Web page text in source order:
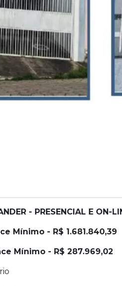
- PRESENCIAL E ON-
Mínimo - R$ 1.681.840,39
Mínimo - R$ 287.969,02